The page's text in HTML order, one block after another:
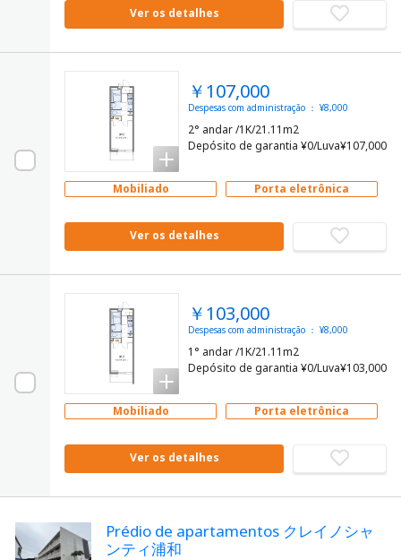
Ver os detalhes
￥107,000
Despesas com administração ： ¥8,000
2° andar /1K/21.11m2
Depósito de garantia ¥0/Luva¥107,000
Mobiliado Porta eletrônica
Ver os detalhes
￥103,000
Despesas com administração ： ¥8,000
1° andar /1K/21.11m2
Depósito de garantia ¥0/Luva¥103,000
Mobiliado Porta eletrônica
Ver os detalhes
Prédio de apartamentos クレイノシャ
ンティ浦和